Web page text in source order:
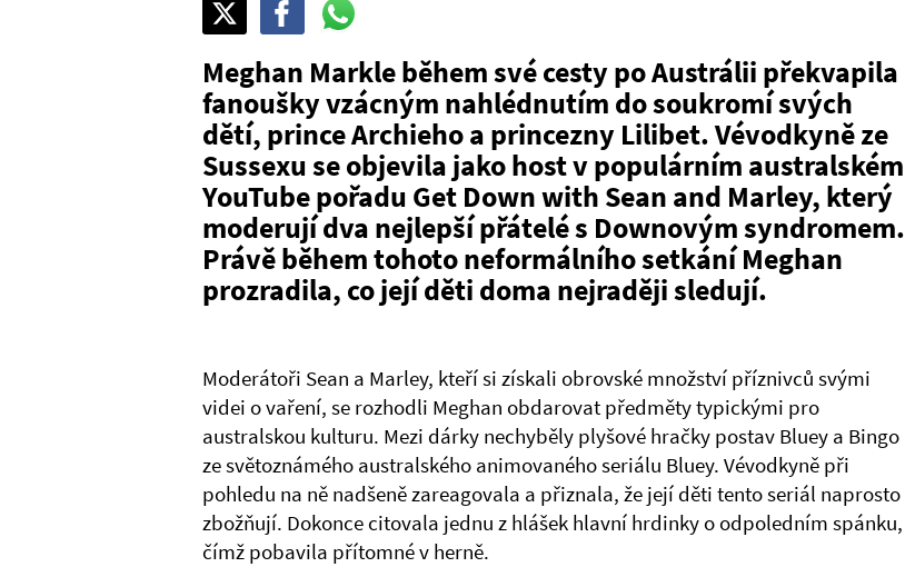
Pošli
na
Pošli
na
FacebookWhatsAppu
Meghan Markle během své cesty po Austrálii překvapila
fanoušky vzácným nahlédnutím do soukromí svých
dětí, prince Archieho a princezny Lilibet. Vévodkyně ze
Sussexu se objevila jako host v populárním australském
YouTube pořadu Get Down with Sean and Marley, který
moderují dva nejlepší přátelé s Downovým syndromem.
Právě během tohoto neformálního setkání Meghan
prozradila, co její děti doma nejraději sledují.
Moderátoři Sean a Marley, kteří si získali obrovské množství příznivců svými
videi o vaření, se rozhodli Meghan obdarovat předměty typickými pro
australskou kulturu. Mezi dárky nechyběly plyšové hračky postav Bluey a Bingo
ze světoznámého australského animovaného seriálu Bluey. Vévodkyně při
pohledu na ně nadšeně zareagovala a přiznala, že její děti tento seriál naprosto
zbožňují. Dokonce citovala jednu z hlášek hlavní hrdinky o odpoledním spánku,
čímž pobavila přítomné v herně.